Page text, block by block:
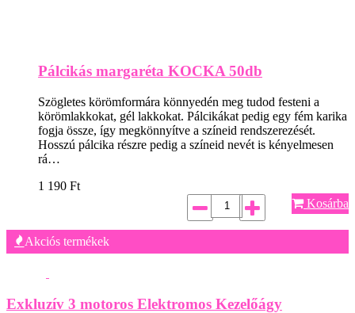
Pálcikás margaréta KOCKA 50db
Szögletes körömformára könnyedén meg tudod festeni a
körömlakkokat, gél lakkokat. Pálcikákat pedig egy fém karika
fogja össze, így megkönnyítve a színeid rendszerezését.
Hosszú pálcika részre pedig a színeid nevét is kényelmesen
rá…
1 190 Ft
Kosárba
Akciós termékek
Exkluzív 3 motoros Elektromos Kezelőágy